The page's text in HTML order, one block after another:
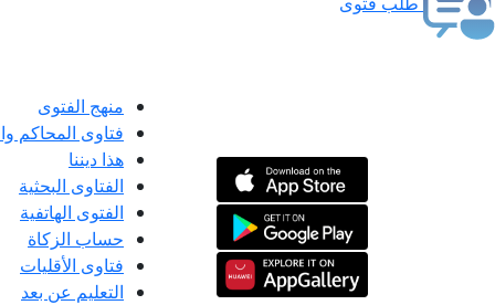
منهج الفتوى
فتاوى المحاكم
هذا ديننا
الفتاوى البحثية
الفتوى الهاتفية
حساب الزكاة
فتاوى الأقليات
التعليم عن بعد